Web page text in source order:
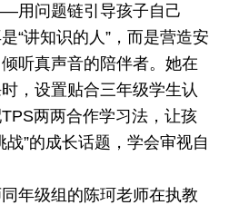
用问题链引导孩子自己
“讲知识的人”，而是营造安
听真声音的陪伴者。她在
，设置贴合三年级学生认
两两合作学习法，让孩
”的成长话题，学会审视自
年级组的陈珂老师在执教